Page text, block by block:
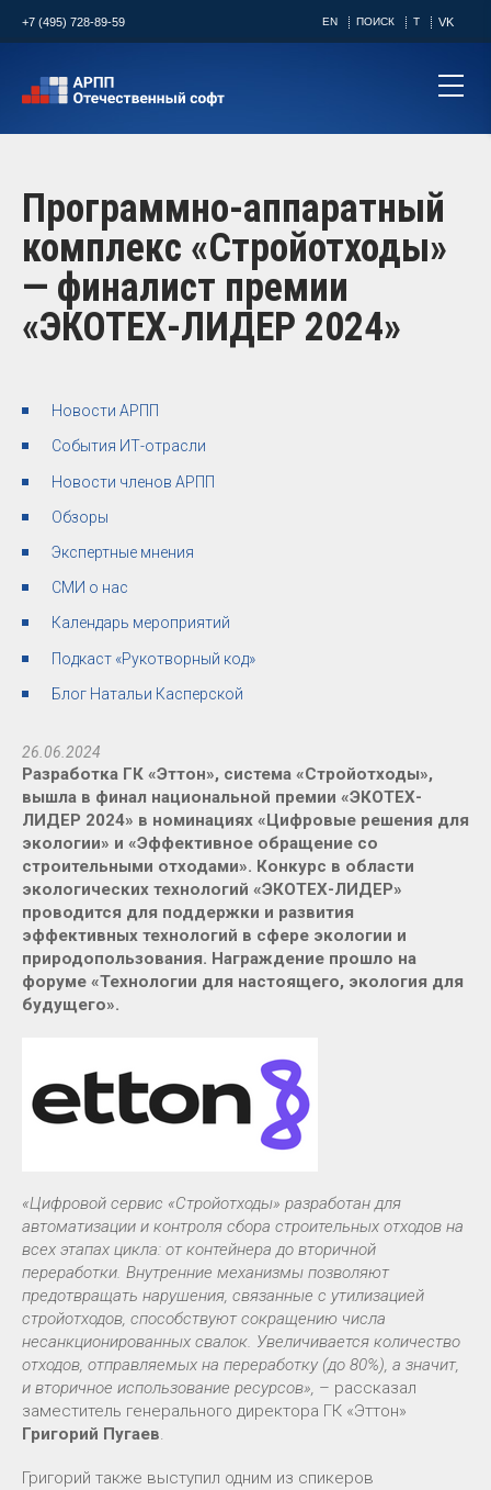
+7 (495) 728-89-59 EN ПОИСК T VK
Программно-аппаратный
комплекс «Стройотходы»
— финалист премии
«ЭКОТЕХ-ЛИДЕР 2024»
Новости АРПП
События ИТ-отрасли
Новости членов АРПП
Обзоры
Экспертные мнения
СМИ о нас
Календарь мероприятий
Подкаст «Рукотворный код»
Блог Натальи Касперской
26.06.2024
Разработка ГК «Эттон», система «Стройотходы»,
вышла в финал национальной премии «ЭКОТЕХ-
ЛИДЕР 2024» в номинациях «Цифровые решения для
экологии» и «Эффективное обращение со
строительными отходами». Конкурс в области
экологических технологий «ЭКОТЕХ-ЛИДЕР»
проводится для поддержки и развития
эффективных технологий в сфере экологии и
природопользования. Награждение прошло на
форуме «Технологии для настоящего, экология для
будущего».
«Цифровой сервис «Стройотходы» разработан для
автоматизации и контроля сбора строительных отходов на
всех этапах цикла: от контейнера до вторичной
переработки. Внутренние механизмы позволяют
предотвращать нарушения, связанные с утилизацией
стройотходов, способствуют сокращению числа
несанкционированных свалок. Увеличивается количество
отходов, отправляемых на переработку (до 80%), а значит,
и вторичное использование ресурсов», – рассказал
заместитель генерального директора ГК «Эттон»
Григорий Пугаев.
Григорий также выступил одним из спикеров